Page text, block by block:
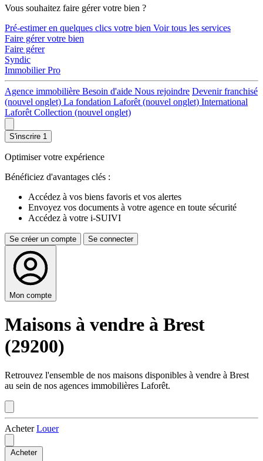
Vous souhaitez faire gérer votre bien ?
Pré-estimer en quelques clics votre bien Voir tous les services
Faire gérer votre bien
Faire gérer
Syndic
Immobilier Pro
Agence immobilière Besoin d'aide Nous rejoindre Devenir franchisé
(nouvel onglet) La fondation Laforêt (nouvel onglet) International
Laforêt Collection (nouvel onglet)
S'inscrire 1
Optimiser votre expérience
Bénéficiez d'avantages clés :
Accédez à vos biens favoris et vos alertes
Envoyez vos documents à votre agence en toute sécurité
Accédez à votre i-SUIVI
Se créer un compte Se connecter
Mon compte
Maisons à vendre à Brest
(29200)
Retrouvez l'ensemble de nos maisons disponibles à vendre à Brest
au sein de nos agences immobilières Laforêt.
AcheterLouer
Acheter